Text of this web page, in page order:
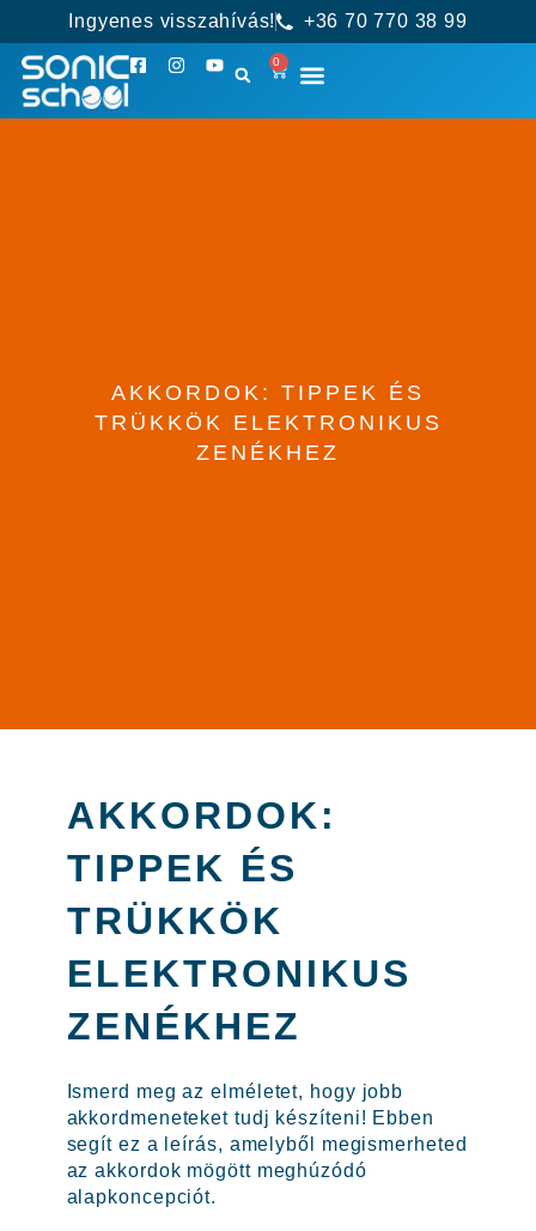
Ingyenes visszahívás! +36 70 770 38 99
0
AKKORDOK: TIPPEK ÉS
TRÜKKÖK ELEKTRONIKUS
ZENÉKHEZ
AKKORDOK:
TIPPEK ÉS
TRÜKKÖK
ELEKTRONIKUS
ZENÉKHEZ
Ismerd meg az elméletet, hogy jobb
akkordmeneteket tudj készíteni! Ebben
segít ez a leírás, amelyből megismerheted
az akkordok mögött meghúzódó
alapkoncepciót.